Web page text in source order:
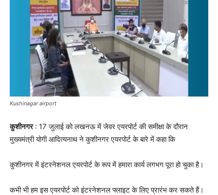
Kushinagar airport
कुशीनगर: 17 जुलाई को लखनऊ में जेवर एयरपोर्ट की समीक्षा के दौरान
मुख्यमंत्री योगी आदित्यनाथ ने कुशीनगर एयरपोर्ट के बारे में कहा कि
कुशीनगर में इंटरनेशनल एयरपोर्ट के रूप में हमारा कार्य लगभग पूरा हो चुका है।
कभी भी हम इस एयरपोर्ट को इंटरनेशनल फ्लाइट के लिए प्रारंभ कर सकते हैं।